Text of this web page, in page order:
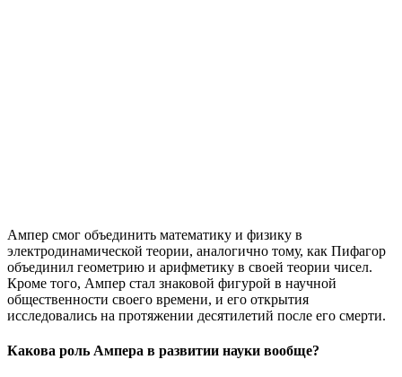
Ампер смог объединить математику и физику в
электродинамической теории, аналогично тому, как Пифагор
объединил геометрию и арифметику в своей теории чисел.
Кроме того, Ампер стал знаковой фигурой в научной
общественности своего времени, и его открытия
исследовались на протяжении десятилетий после его смерти.
Какова роль Ампера в развитии науки вообще?